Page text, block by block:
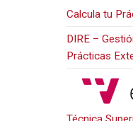
Calcula tu
DIRE –
Prácticas